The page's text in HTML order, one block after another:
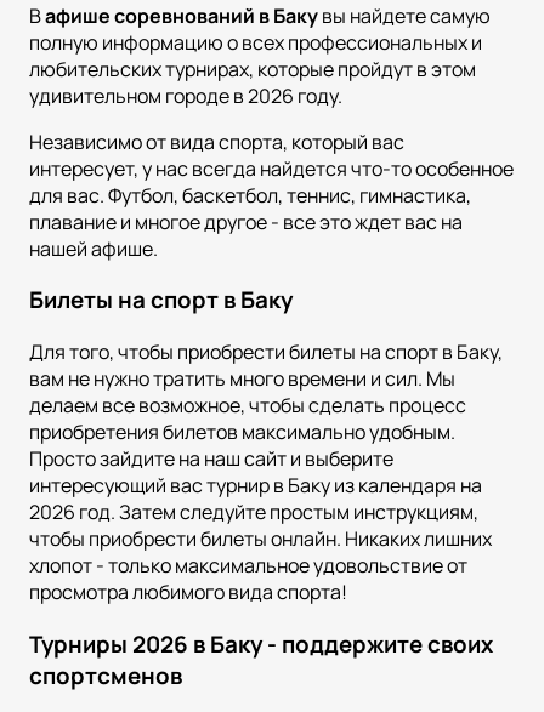
Вафише соревнований вБакувы найдете самую
полную информацию о всех профессиональных и
любительских турнирах, которые пройдут в этом
удивительном городе в 2026 году.
Независимо от вида спорта, который вас
интересует, у нас всегда найдется что-то особенное
для вас. Футбол, баскетбол, теннис, гимнастика,
плавание и многое другое - все это ждет вас на
нашей афише.
Билеты на спорт в Баку
Для того, чтобы приобрести билеты на спорт в Баку,
вам не нужно тратить много времени и сил. Мы
делаем все возможное, чтобы сделать процесс
приобретения билетов максимально удобным.
Просто зайдите на наш сайт и выберите
интересующий вас турнир в Баку из календаря на
2026 год. Затем следуйте простым инструкциям,
чтобы приобрести билеты онлайн. Никаких лишних
хлопот - только максимальное удовольствие от
просмотра любимого вида спорта!
Турниры 2026 в Баку - поддержите своих
спортсменов